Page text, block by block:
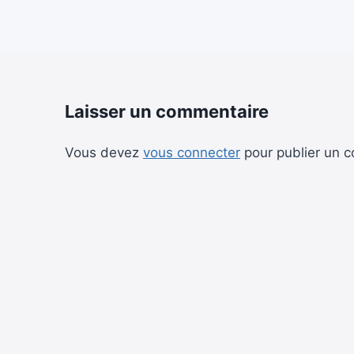
Laisser un commentaire
Vous devez vous connecter pour publier un